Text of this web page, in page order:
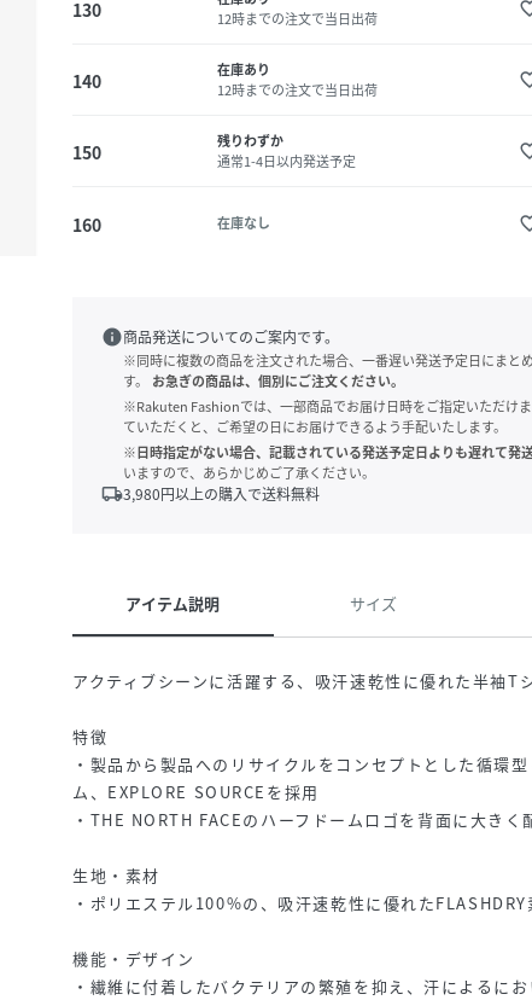
130
12時までの注文で当日出荷
140
在庫あり
12時までの注文で当日出荷
150
残りわずか
通常1-4日以内発送予定
160 在庫なし
info商品発送についてのご案内です。
※同時に複数の商品を注文された場合、一番遅い発送予定日にまと
す。
お急ぎの商品は、個別にご注文ください。
※Rakuten Fashionでは、一部商品でお届け日時をご指定いただけ
ていただくと、ご希望の日にお届けできるよう手配いたします。
※日時指定がない場合、記載されている発送予定日よりも遅れて発
いますので、あらかじめご了承ください。
local_shipping3,980円以上の購入で送料無料
アイテム説明 サイズ
アクティブシーンに活躍する、吸汗速乾性に優れた半袖T
特徴
・製品から製品へのリサイクルをコンセプトとした循環
ム、EXPLORE SOURCEを採用
・THE NORTH FACEのハーフドームロゴを背面に大きく
生地・素材
・ポリエステル100%の、吸汗速乾性に優れたFLASHDRY
機能・デザイン
・繊維に付着したバクテリアの繁殖を抑え、汗によるに